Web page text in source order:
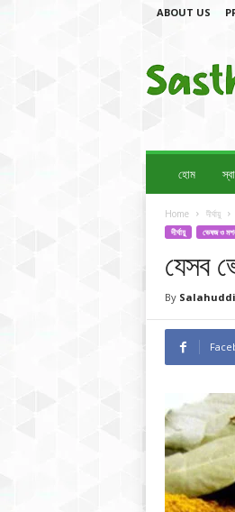
ABOUT US
টি
প
4
হোম
Home দীর্ঘায়ু
দীর্ঘায়ু ভেষজ ও
যেসব
By